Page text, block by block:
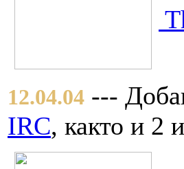
12.04.04 ---
IRC, както и 2